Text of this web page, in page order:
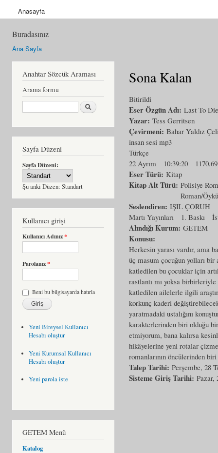
Anasayfa
Buradasınız
Ana Sayfa
Anahtar Sözcük Araması
Arama formu
Ara
Sayfa Düzeni
Sayfa Düzeni:
Şu anki Düzen: Standart
Kullanıcı girişi
Kullanıcı Adınız*
Parolanız*
Beni bu bilgisayarda hatırla
Yeni Bireysel Kullanıcı
Hesabı oluştur
Yeni Kurumsal Kullanıcı
Hesabı oluştur
Yeni parola iste
GETEM Menü
Katalog
Sona Kalan
Bitirildi
Eser Özgün Adı: Last To Die
Yazar: Tess Gerritsen
Çevirmeni: Bahar Yaldız
insan sesi mp3
Türkçe
22 Ayrım
10:39:20
Eser Türü: Kitap
Kitap Alt Türü: Polisiye
Roman/Öykü
Seslendiren: IŞIL ÇORUH
Martı Yayınları
1. Baskı
Alındığı Kurum: GETEM
Konusu:
Herkesin yarası vardır, ama
üç masum çocuğun yolları
katledilen bu çocuklar için
rastlantı mı yoksa
katledilen ailelerle ilgili
korkunç kaderi
yaratmadaki ustalığını
karakterlerinden biri olduğu
etmiyorum, bana kalırsa
hikâyelerine yeni rotalar
romanlarının öncülerinden
Talep Tarihi: Perşembe, 28
Sisteme Giriş Tarihi: Pazar,